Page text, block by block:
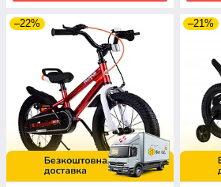
–22% –21%